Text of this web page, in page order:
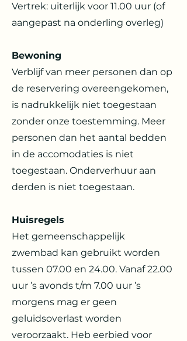
Vertrek: uiterlijk voor 11.00 uur (of
aangepast na onderling overleg)
Bewoning
Verblijf van meer personen dan op
de reservering overeengekomen,
is nadrukkelijk niet toegestaan
zonder onze toestemming. Meer
personen dan het aantal bedden
in de accomodaties is niet
toegestaan. Onderverhuur aan
derden is niet toegestaan.
Huisregels
Het gemeenschappelijk
zwembad kan gebruikt worden
tussen 07.00 en 24.00. Vanaf 22.00
uur ’s avonds t/m 7.00 uur ’s
morgens mag er geen
geluidsoverlast worden
veroorzaakt. Heb eerbied voor